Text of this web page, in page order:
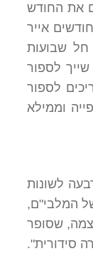
את החודש
אייר
שבועות
לספור
לספור
וממילא
לשונות
המלבי"ם,
שסופר
סידורית".